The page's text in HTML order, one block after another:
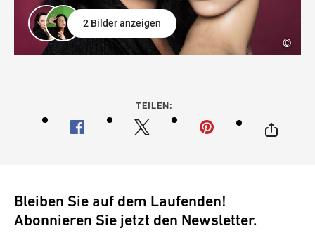
©
2 Bilder anzeigen
TEILEN:
Bleiben Sie auf dem Laufenden!
Abonnieren Sie jetzt den Newsletter.